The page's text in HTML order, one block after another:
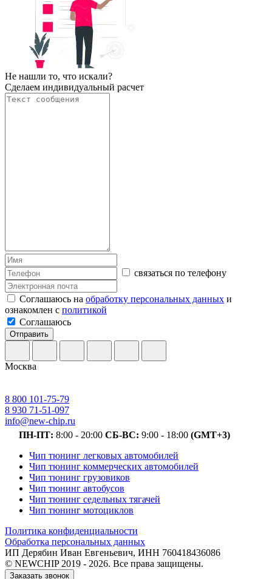
Не нашли то, что искали?
Сделаем индивидуальный расчет
связаться по телефону
Соглашаюсь на обработку персональных данных и
ознакомлен с политикой
Соглашаюсь
Отправить
Москва
8 800 101-75-79
8 930 71-51-097
info@new-chip.ru
ПН-ПТ: 8:00 - 20:00 СБ-ВС: 9:00 - 18:00 (GMT+3)
Чип тюнинг легковых автомобилей
Чип тюнинг коммерческих автомобилей
Чип тюнинг грузовиков
Чип тюнинг автобусов
Чип тюнинг седельных тягачей
Чип тюнинг мотоциклов
Политика конфиденциальности
Обработка персональных данных
ИП Дерябин Иван Евгеньевич, ИНН 760418436086
© NEWCHIP 2019 - 2026. Все права защищены.
Заказать звонок